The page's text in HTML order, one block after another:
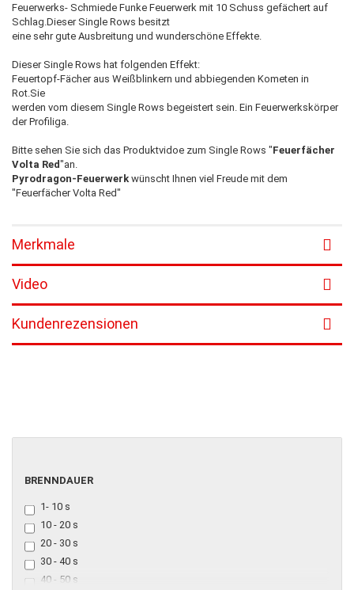
Feuerwerks- Schmiede Funke Feuerwerk mit 10 Schuss gefächert auf
Schlag.Dieser Single Rows besitzt
eine sehr gute Ausbreitung und wunderschöne Effekte.
Dieser Single Rows hat folgenden Effekt:
Feuertopf-Fächer aus Weißblinkern und abbiegenden Kometen in
Rot.Sie
werden vom diesem Single Rows begeistert sein. Ein Feuerwerkskörper
der Profiliga.
Bitte sehen Sie sich das Produktvidoe zum Single Rows "Feuerfächer
Volta Red"an.
Pyrodragon-Feuerwerk wünscht Ihnen viel Freude mit dem
"Feuerfächer Volta Red"
Merkmale
Video
Kundenrezensionen
BRENNDAUER
BRENNDAUER
1- 10 s
10 - 20 s
20 - 30 s
30 - 40 s
40 - 50 s